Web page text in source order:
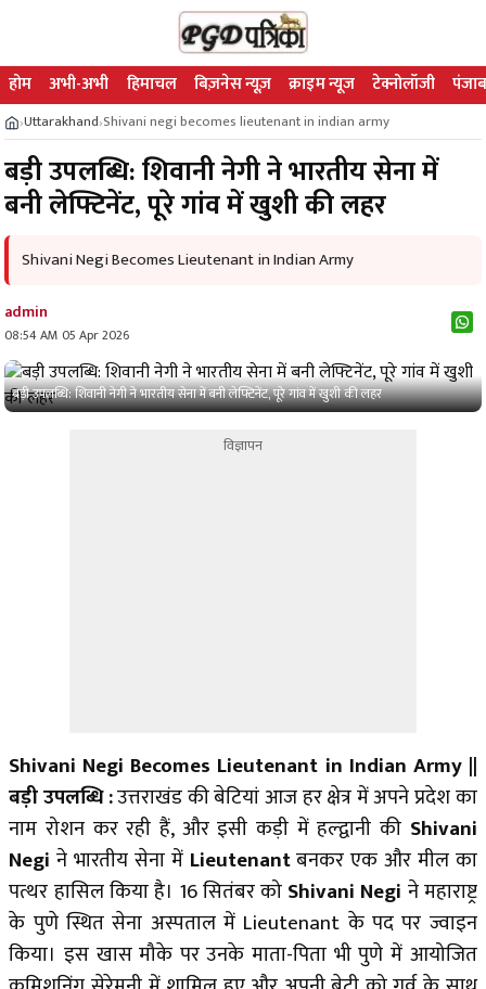
होम अभी-अभी हिमाचल बिज़नेस न्यूज़ क्राइम न्यूज टेक्नोलॉजी
›Uttarakhand›Shivani negi becomes lieutenant in indian army
बड़ी उपलब्धि: शिवानी नेगी ने भारतीय सेना में
बनी लेफ्टिनेंट, पूरे गांव में खुशी की लहर
Shivani Negi Becomes Lieutenant in Indian Army
admin
08:54 AM 05 Apr 2026
बड़ी उपलब्धि: शिवानी नेगी ने भारतीय सेना में बनी लेफ्टिनेंट, पूरे गांव में खुशी की लहर
विज्ञापन
Shivani Negi Becomes Lieutenant in Indian Army ||
बड़ी उपलब्धि :उत्तराखंड की बेटियां आज हर क्षेत्र में अपने प्रदेश का
नाम रोशन कर रही हैं, और इसी कड़ी में हल्द्वानी की Shivani
Negi ने भारतीय सेना में Lieutenantबनकर एक और मील का
पत्थर हासिल किया है। 16 सितंबर कोShivani Negi ने महाराष्ट्र
के पुणे स्थित सेना अस्पताल में Lieutenant के पद पर ज्वाइन
किया। इस खास मौके पर उनके माता-पिता भी पुणे में आयोजित